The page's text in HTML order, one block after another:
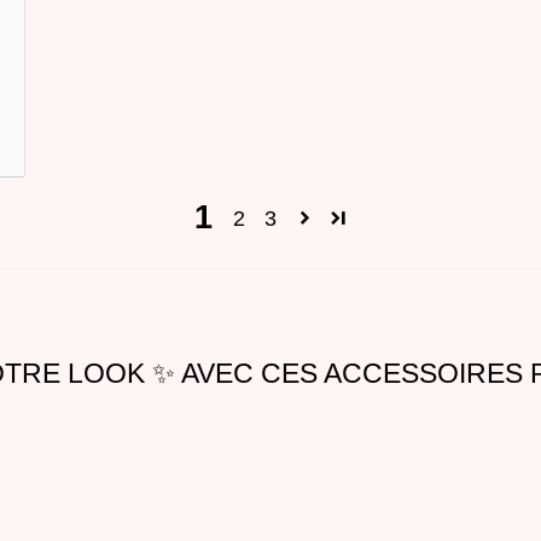
1 2 3
LOOK ✨ AVEC CES ACCESSOIRES